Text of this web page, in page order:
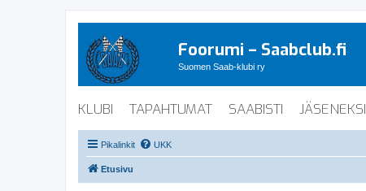
Foorumi – Saabclub.fi
Suomen Saab-klubi ry
KLUBI TAPAHTUMAT SAABISTI JÄSENEKSI
Pikalinkit UKK
Etusivu